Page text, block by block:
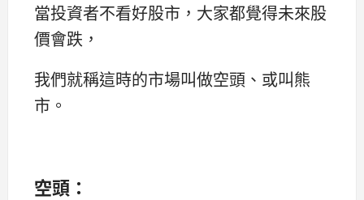
當投資者不看好股市，大家都覺得未來股
價會跌，
我們就稱這時的市場叫做空頭、或叫熊
市。
空頭：